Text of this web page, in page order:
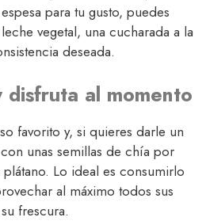
para tu gusto, puedes
vegetal, una cucharada a la
deseada.
disfruta al momento
favorito y, si quieres darle un
unas semillas de chía por
Lo ideal es consumirlo
al máximo todos sus
frescura.